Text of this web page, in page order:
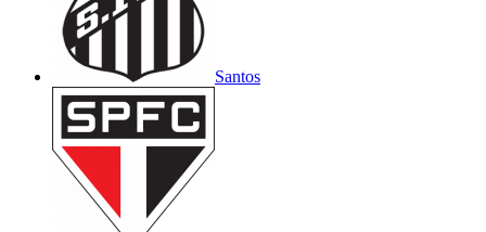
Santos